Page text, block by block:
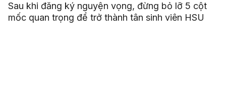
Sau khi đăng ký nguyện vọng, đừng bỏ lỡ 5 cột
mốc quan trọng để trở thành tân sinh viên HSU